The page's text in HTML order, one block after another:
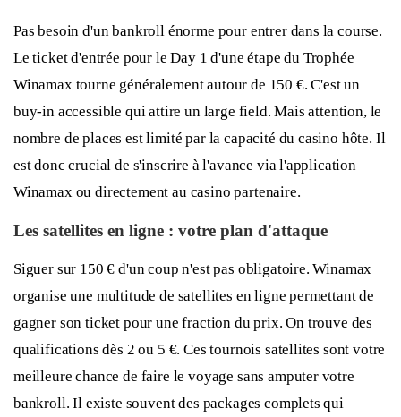
Pas besoin d'un bankroll énorme pour entrer dans la course.
Le ticket d'entrée pour le Day 1 d'une étape du Trophée
Winamax tourne généralement autour de 150 €. C'est un
buy-in accessible qui attire un large field. Mais attention, le
nombre de places est limité par la capacité du casino hôte. Il
est donc crucial de s'inscrire à l'avance via l'application
Winamax ou directement au casino partenaire.
Les satellites en ligne : votre plan d'attaque
Siguer sur 150 € d'un coup n'est pas obligatoire. Winamax
organise une multitude de satellites en ligne permettant de
gagner son ticket pour une fraction du prix. On trouve des
qualifications dès 2 ou 5 €. Ces tournois satellites sont votre
meilleure chance de faire le voyage sans amputer votre
bankroll. Il existe souvent des packages complets qui